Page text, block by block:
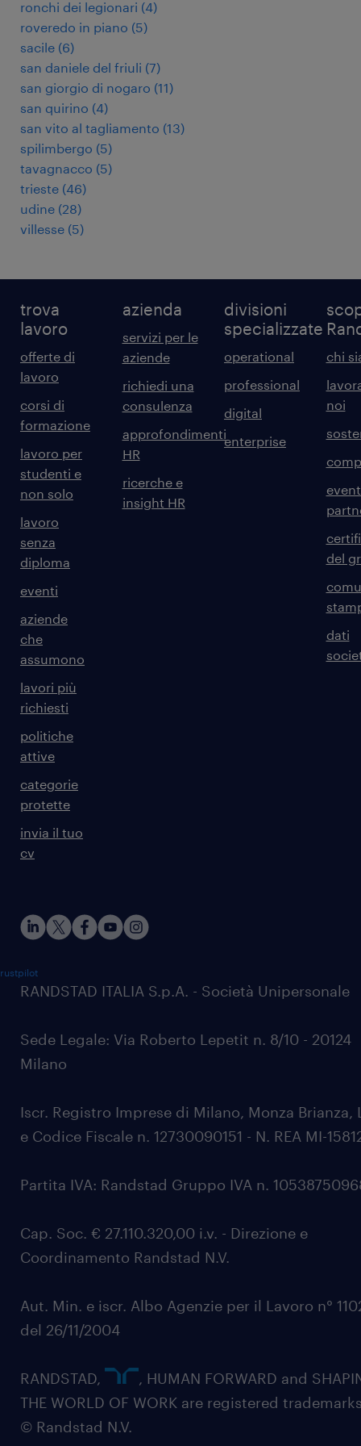
ronchi dei legionari (4)
roveredo in piano (5)
sacile (6)
san daniele del friuli (7)
san giorgio di nogaro (11)
san quirino (4)
san vito al tagliamento (13)
spilimbergo (5)
tavagnacco (5)
trieste (46)
udine (28)
villesse (5)
trova
lavoro
offerte di
lavoro
corsi di
formazione
lavoro per
studenti e
non solo
lavoro
senza
diploma
eventi
aziende
che
assumono
lavori più
richiesti
politiche
attive
categorie
protette
invia il tuo
cv
azienda
servizi per le
aziende
richiedi una
consulenza
approfondimenti
HR
ricerche e
insight HR
divisioni
specializzate
operational
professional
digital
enterprise
chi
noi
del
dati
RANDSTAD ITALIA S.p.A. - Società Unipersonale
Sede Legale: Via Roberto Lepetit n. 8/10 - 20124
Milano
Iscr. Registro Imprese di Milano, Monza Brianza,
e Codice Fiscale n. 12730090151 - N. REA MI-
Partita IVA: Randstad Gruppo IVA n.
Cap. Soc. € 27.110.320,00 i.v. - Direzione e
Coordinamento Randstad N.V.
Aut. Min. e iscr. Albo Agenzie per il Lavoro n°
del 26/11/2004
RANDSTAD,
, HUMAN FORWARD and
THE WORLD OF WORK are registered
© Randstad N.V.